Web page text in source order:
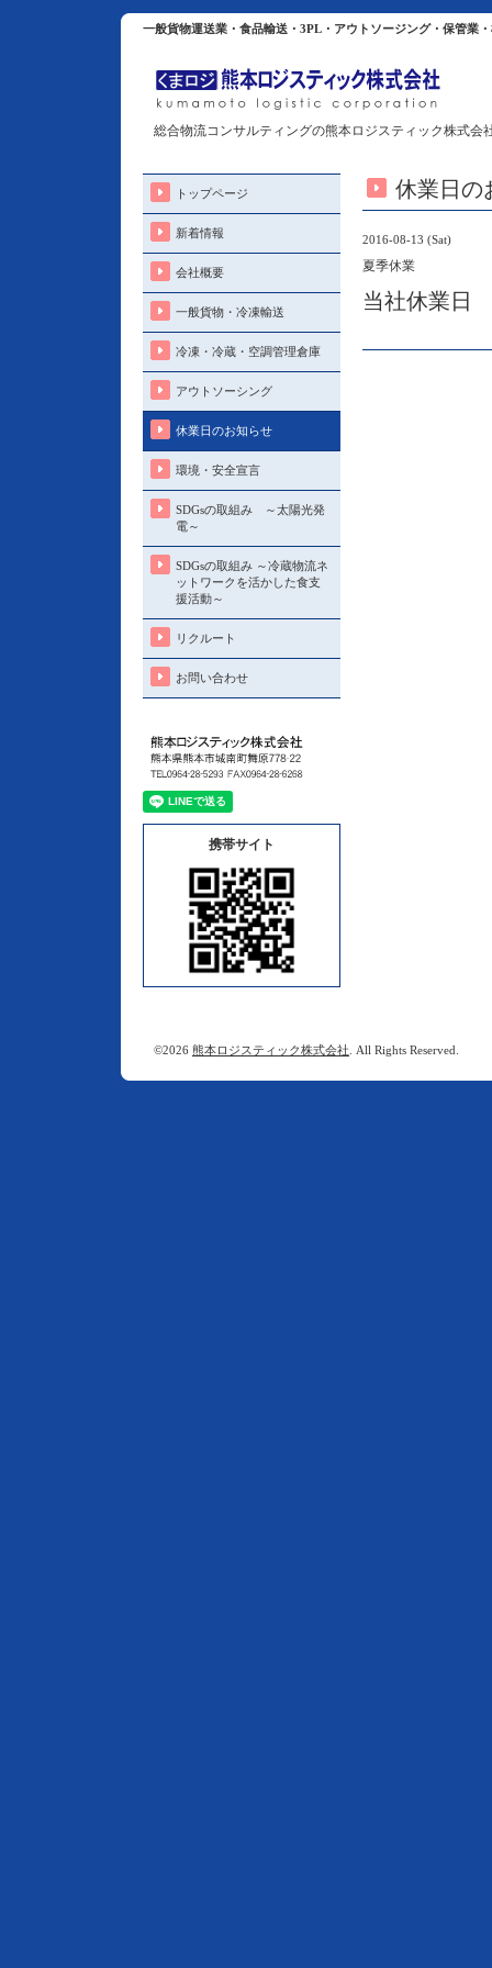
一般貨物運送業・食品輸送・3PL・アウトソージング・保管業
総合物流コンサルティングの熊本ロジスティック株式会
休業日の
2016-08-13 (Sat)
夏季休業
当社休業日
トップページ
新着情報
会社概要
一般貨物・冷凍輸送
冷凍・冷蔵・空調管理倉庫
アウトソーシング
休業日のお知らせ
環境・安全宣言
SDGsの取組み ～太陽光発
電～
SDGsの取組み ～冷蔵物流ネ
ットワークを活かした食支
援活動～
リクルート
お問い合わせ
携帯サイト
©2026 熊本ロジスティック株式会社 . All Rights Reserved.